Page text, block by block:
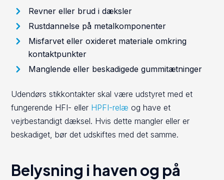
Revner eller brud i dæksler
Rustdannelse på metalkomponenter
Misfarvet eller oxideret materiale omkring
kontaktpunkter
Manglende eller beskadigede gummitætninger
Udendørs stikkontakter skal være udstyret med et
fungerende HFI- eller HPFI-relæ og have et
vejrbestandigt dæksel. Hvis dette mangler eller er
beskadiget, bør det udskiftes med det samme.
Belysning i haven og på